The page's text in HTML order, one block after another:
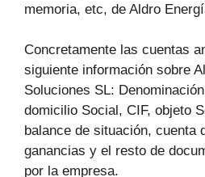
memoria, etc, de Aldro
Concretamente las cuentas
siguiente información sobre
Soluciones SL:
domicilio Social, CIF, objeto
balance de situación, cuenta
ganancias y el resto de
por la empresa.